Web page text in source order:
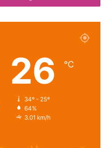
26 ℃
34º - 25º
64%
3.01 km/h